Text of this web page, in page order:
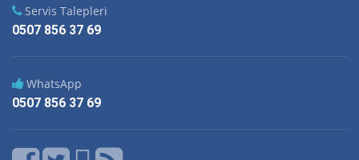
Servis Talepleri
0507 856 37 69
WhatsApp
0507 856 37 69